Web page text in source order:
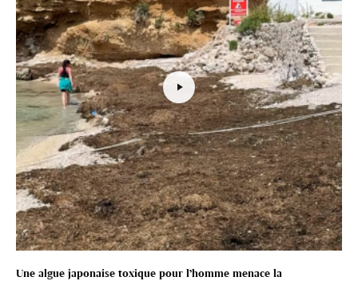
Une algue japonaise toxique pour l’homme menace la